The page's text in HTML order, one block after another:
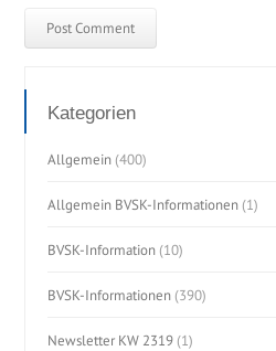
Kategorien
Allgemein (400)
Allgemein BVSK-Informationen (1)
BVSK-Information (10)
BVSK-Informationen (390)
Newsletter KW 2319 (1)